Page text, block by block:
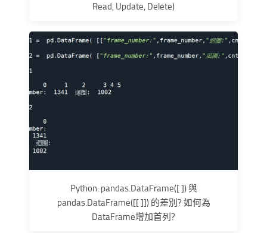
Read, Update, Delete)
Python: pandas.DataFrame([ ]) 與
pandas.DataFrame([[ ]]) 的差別? 如何為
DataFrame增加首列?